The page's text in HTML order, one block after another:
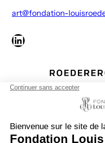
art@fondation-
LinkedIn
Roederer Collection
propriétés viticoles et
Maison de
douze domaines
et une maison de